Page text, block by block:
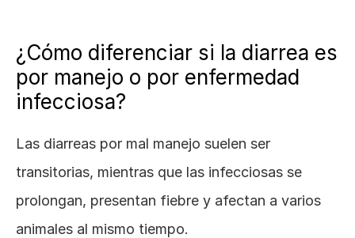
¿Cómo diferenciar si la diarrea es
por manejo o por enfermedad
infecciosa?
Las diarreas por mal manejo suelen ser
transitorias, mientras que las infecciosas se
prolongan, presentan fiebre y afectan a varios
animales al mismo tiempo.